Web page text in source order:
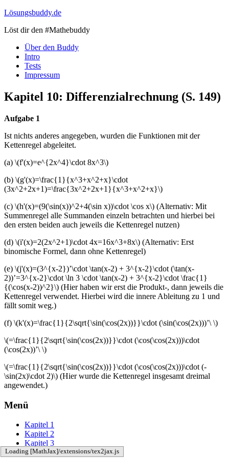
Loading [MathJax]/extensions/tex2jax.js
Skip
content
Lösungsbuddy.de
Löst dir den #Mathebuddy
Über den Buddy
Intro
Tests
Impressum
Kapitel 10: Differenzialrechnung (S. 149)
Aufgabe 1
Ist nichts anderes angegeben, wurden die Funktionen mit der
Kettenregel abgeleitet.
(a) \(f'(x)=e^{2x^4}\cdot 8x^3\)
(b) \(g'(x)=\frac{1}{x^3+x^2+x}\cdot
(3x^2+2x+1)=\frac{3x^2+2x+1}{x^3+x^2+x}\)
(c) \(h'(x)=(9(\sin(x))^2+4(\sin x))\cdot \cos x\) (Alternativ: Mit
Summenregel alle Summanden einzeln betrachten und hierbei bei
den ersten beiden auch jeweils die Kettenregel nutzen)
(d) \(i'(x)=2(2x^2+1)\cdot 4x=16x^3+8x\) (Alternativ: Erst
binomische Formel, dann ohne Kettenregel)
(e) \(j'(x)=(3^{x-2})’\cdot \tan(x-2) + 3^{x-2}\cdot (\tan(x-
2))’=3^{x-2}\cdot \ln 3 \cdot \tan(x-2) + 3^{x-2}\cdot \frac{1}
{(\cos(x-2))^2}\) (Hier haben wir erst die Produkt-, dann jeweils die
Kettenregel verwendet. Hierbei wird die innere Ableitung zu 1 und
fällt somit weg.)
(f) \(k'(x)=\frac{1}{2\sqrt{\sin(\cos(2x))}}\cdot (\sin(\cos(2x)))’\ \)
\(=\frac{1}{2\sqrt{\sin(\cos(2x))}}\cdot (\cos(\cos(2x)))\cdot
(\cos(2x))’\ \)
\(=\frac{1}{2\sqrt{\sin(\cos(2x))}}\cdot (\cos(\cos(2x)))\cdot (-
\sin(2x)\cdot 2)\) (Hier wurde die Kettenregel insgesamt dreimal
angewendet.)
Menü
Kapitel 1
Kapitel 2
Kapitel 3
Kapitel 4